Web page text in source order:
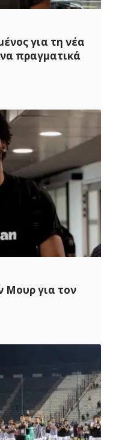
για τη νέα
πραγματικά
Μουρ για τον